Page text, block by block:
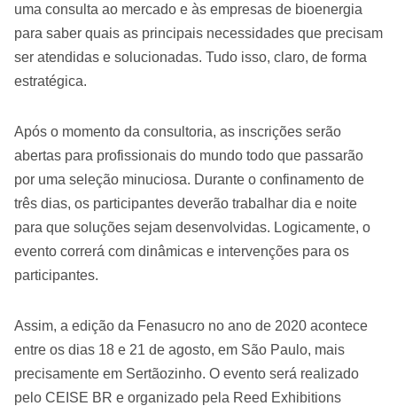
uma consulta ao mercado e às empresas de bioenergia
para saber quais as principais necessidades que precisam
ser atendidas e solucionadas. Tudo isso, claro, de forma
estratégica.
Após o momento da consultoria, as inscrições serão
abertas para profissionais do mundo todo que passarão
por uma seleção minuciosa. Durante o confinamento de
três dias, os participantes deverão trabalhar dia e noite
para que soluções sejam desenvolvidas. Logicamente, o
evento correrá com dinâmicas e intervenções para os
participantes.
Assim, a edição da Fenasucro no ano de 2020 acontece
entre os dias 18 e 21 de agosto, em São Paulo, mais
precisamente em Sertãozinho. O evento será realizado
pelo CEISE BR e organizado pela Reed Exhibitions